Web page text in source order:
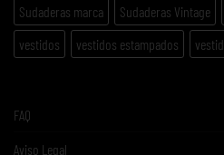
Sudaderas marca
Sudaderas Vintage
vestidos
vestidos estampados
FAQ
Aviso Legal